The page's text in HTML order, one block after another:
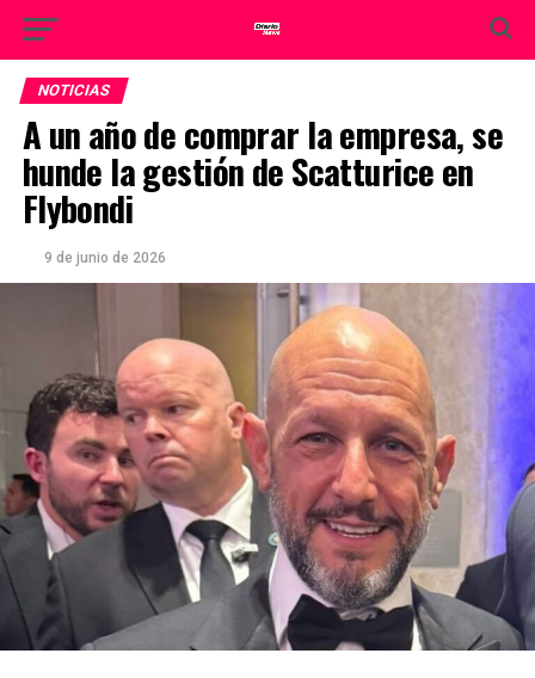
NOTICIAS
A un año de comprar la empresa, se
hunde la gestión de Scatturice en
Flybondi
9 de junio de 2026